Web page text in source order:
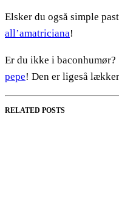
Elsker du også simple
all’amatriciana!
Er du ikke i baconhumør?
pepe! Den er ligeså
RELATED POSTS